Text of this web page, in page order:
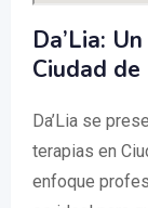
Da’Lia:
Ciudad de
Da’Lia se
terapias en
enfoque